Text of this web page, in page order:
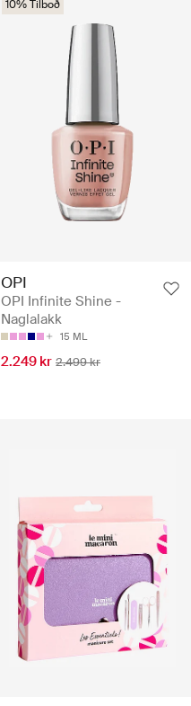
10% Tilboð
OPI
OPI Infinite Shine -
Naglalakk
15 ML
2.249 kr 2.499 kr